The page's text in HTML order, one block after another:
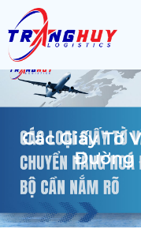
Các Giấy Tờ
Đường